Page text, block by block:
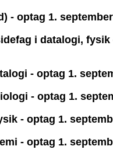
optag 1. september
i datalogi,
- optag 1.
- optag 1.
- optag 1.
- optag 1.